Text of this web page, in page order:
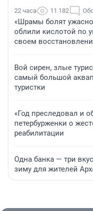
22 часа 11 182
«Шрамы болят
облили кислотой по
своем
Вой сирен, злые
самый большой
туристки
«Год преследовал и
петербурженки о
реабилитации
Одна банка — три
зиму для жителей